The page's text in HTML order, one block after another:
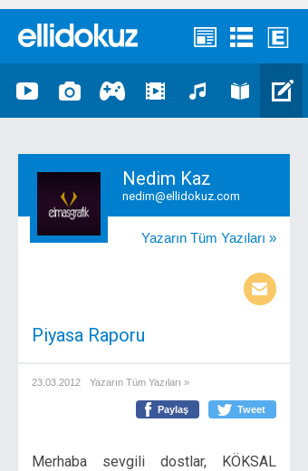
Nedim Kaz
nedim@ellidokuz.com
Yazarın Tüm Yazıları »
Piyasa Raporu
23.03.2012 Yazarın Tüm Yazıları »
Paylaş Tweet
Merhaba sevgili dostlar, KÖKSAL